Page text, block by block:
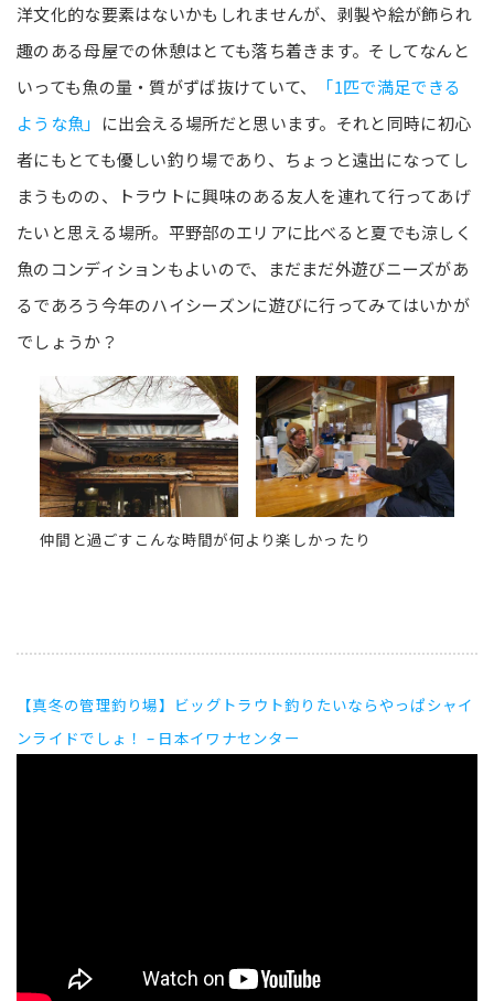
洋文化的な要素はないかもしれませんが、剥製や絵が飾られ
趣のある母屋での休憩はとても落ち着きます。そしてなんと
いっても魚の量・質がずば抜けていて、
「1匹で満足できる
ような魚」 に出会える場所だと思います。それと同時に初心
者にもとても優しい釣り場であり、ちょっと遠出になってし
まうものの、トラウトに興味のある友人を連れて行ってあげ
たいと思える場所。平野部のエリアに比べると夏でも涼しく
魚のコンディションもよいので、まだまだ外遊びニーズがあ
るであろう今年のハイシーズンに遊びに行ってみてはいかが
でしょうか？
仲間と過ごすこんな時間が何より楽しかったり
【真冬の管理釣り場】ビッグトラウト釣りたいならやっぱシャイ
ンライドでしょ！ – 日本イワナセンター